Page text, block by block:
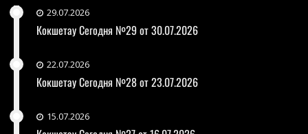
29.07.2026
Кокшетау Сегодня №29 от 30.07.2026
22.07.2026
Кокшетау Сегодня №28 от 23.07.2026
15.07.2026